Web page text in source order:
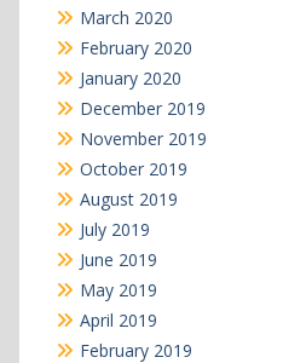
March 2020
February 2020
January 2020
December 2019
November 2019
October 2019
August 2019
July 2019
June 2019
May 2019
April 2019
February 2019